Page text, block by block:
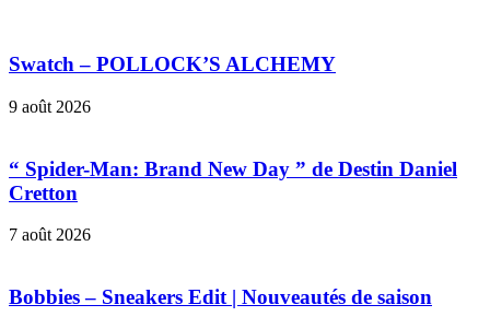
Swatch – POLLOCK’S ALCHEMY
9 août 2026
“ Spider-Man: Brand New Day ” de Destin Daniel
Cretton
7 août 2026
Bobbies – Sneakers Edit | Nouveautés de saison